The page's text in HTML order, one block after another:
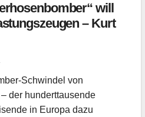
will
– Kurt
Schwindel von
der hunderttausende
in Europa dazu